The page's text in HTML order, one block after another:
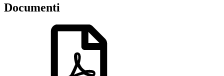
Documenti